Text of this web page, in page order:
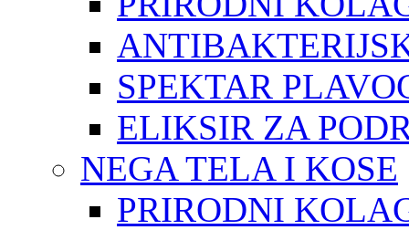
SPEKTAR
ELIKSIR ZA
NEGA TELA I KOSE
PRIRODNI